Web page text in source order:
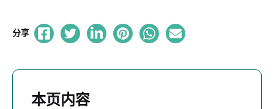
分享
本页内容